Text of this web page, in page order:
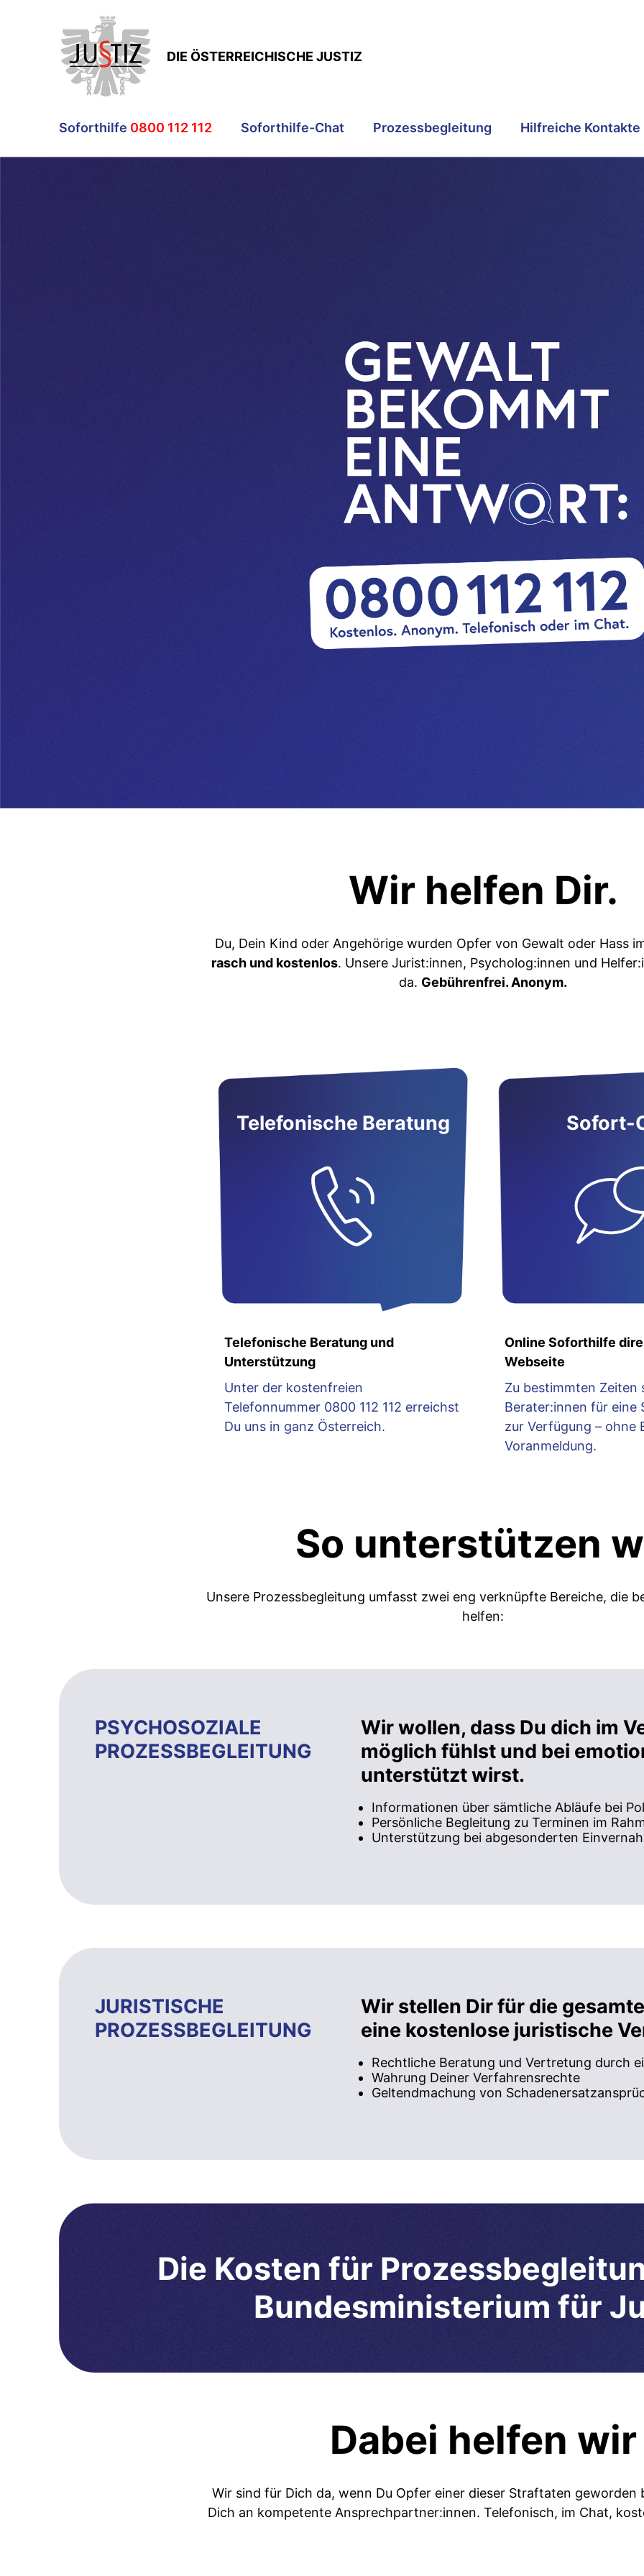
DIE ÖSTERREICHISCHE JUSTIZ
Soforthilfe 0800 112 112 Soforthilfe-Chat Prozessbegleitung Hilfreiche Kontakte
Wir helfen Dir.
Du, Dein Kind oder Angehörige wurden Opfer von Gewalt oder Hass
rasch und kostenlos. Unsere Jurist:innen, Psycholog:innen und
da. Gebührenfrei. Anonym.
Telefonische Beratung
Telefonische Beratung und
Unterstützung
Unter der kostenfreien
Telefonnummer 0800 112 112 erreichst
Du uns in ganz Österreich.
Sofort-
Online Soforthilfe
Webseite
Zu bestimmten Zeiten
Berater:innen für eine
zur Verfügung – ohne
Voranmeldung.
So unterstützen
Unsere Prozessbegleitung umfasst zwei eng verknüpfte Bereiche, die
helfen:
PSYCHOSOZIALE
PROZESSBEGLEITUNG
Wir wollen, dass Du dich im
möglich fühlst und bei
unterstützt wirst.
Informationen über sämtliche Abläufe bei
Persönliche Begleitung zu Terminen im
Unterstützung bei abgesonderten
JURISTISCHE
PROZESSBEGLEITUNG
Wir stellen Dir für die
eine kostenlose juristische
Rechtliche Beratung und Vertretung durch
Wahrung Deiner Verfahrensrechte
Geltendmachung von
Die Kosten für
Bundesministerium für
Dabei helfen wir
Wir sind für Dich da, wenn Du Opfer einer dieser Straftaten geworden
Dich an kompetente Ansprechpartner:innen. Telefonisch, im Chat,